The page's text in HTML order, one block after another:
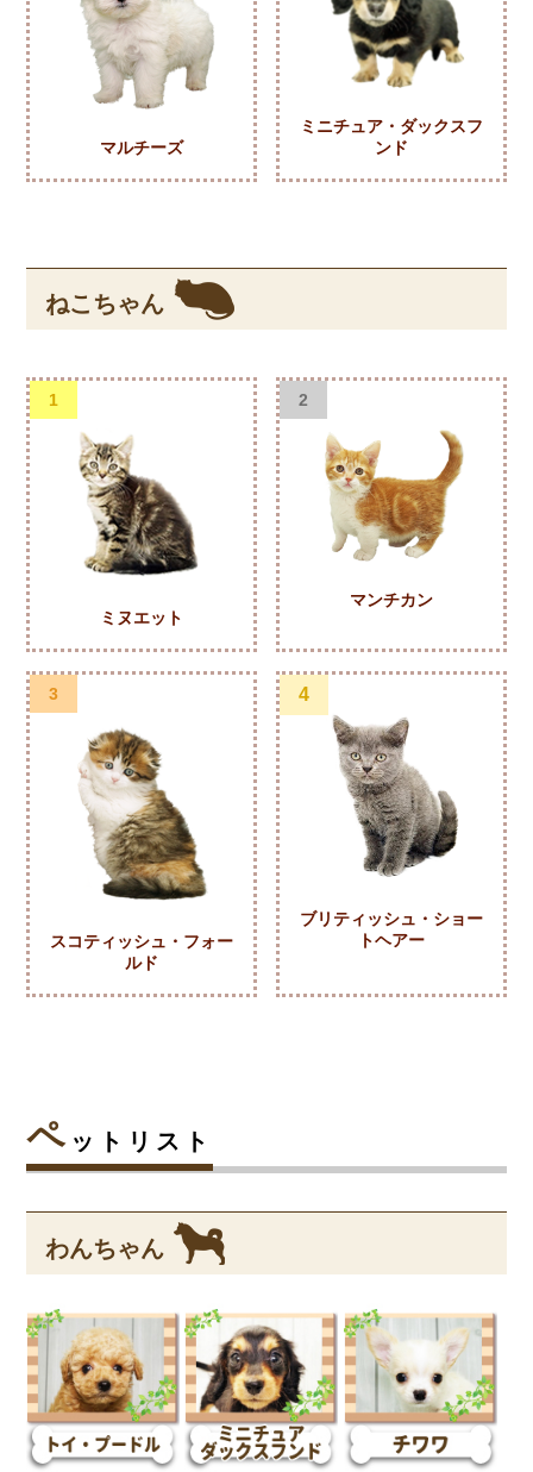
マルチーズ
ミニチュア・ダックスフ
ンド
ねこちゃん
1
ミヌエット
2
マンチカン
3
スコティッシュ・フォー
ルド
4
ブリティッシュ・ショー
トヘアー
ペ ットリスト
わんちゃん